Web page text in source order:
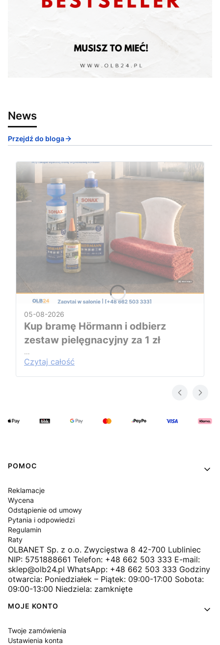
News
Przejdź do bloga
05-08-2026
Kup bramę Hörmann i odbierz
zestaw pielęgnacyjny za 1 zł
…
Czytaj całość
Linki w stopce
POMOC
Reklamacje
Wycena
Odstąpienie od umowy
Pytania i odpowiedzi
Regulamin
Raty
OLBANET Sp. z o.o. Zwycięstwa 8 42-700 Lubliniec
NIP: 5751888661 Telefon: +48 662 503 333 E-mail:
sklep@olb24.pl WhatsApp: +48 662 503 333 Godziny
otwarcia: Poniedziałek – Piątek: 09:00-17:00 Sobota:
09:00-13:00 Niedziela: zamknięte
MOJE KONTO
Twoje zamówienia
Ustawienia konta